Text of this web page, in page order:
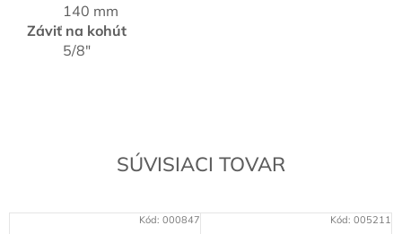
SÚVISIACI TOVAR
Kód: 000847 Kód: 005211
140 mm
Záviť na kohút
5/8"